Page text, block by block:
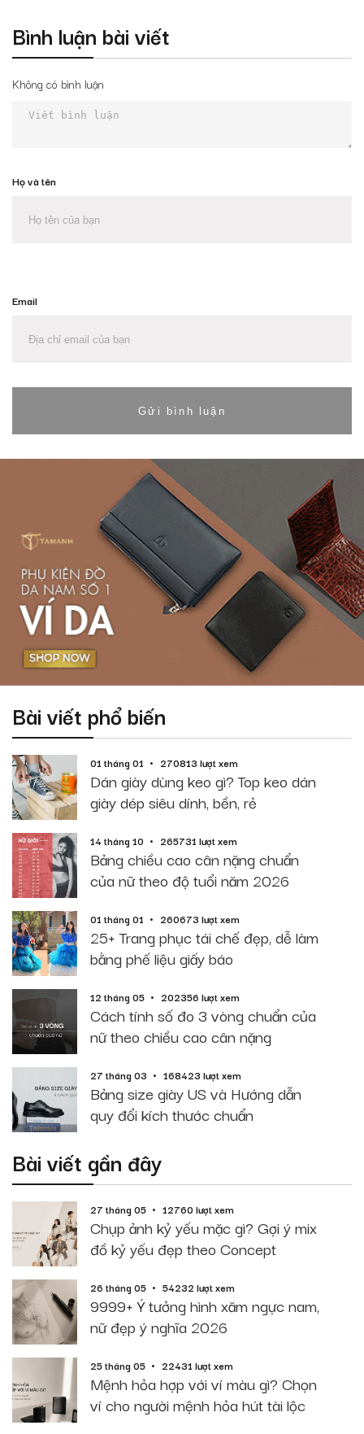
Bình luận bài viết
Không có bình luận
Họ và tên
Email
Bài viết phổ biến
01 tháng 01 270813 lượt xem
Dán giày dùng keo gì? Top keo dán
giày dép siêu dính, bền, rẻ
14 tháng 10 265731 lượt xem
Bảng chiều cao cân nặng chuẩn
của nữ theo độ tuổi năm 2026
01 tháng 01 260673 lượt xem
25+ Trang phục tái chế đẹp, dễ làm
bằng phế liệu giấy báo
12 tháng 05 202356 lượt xem
Cách tính số đo 3 vòng chuẩn của
nữ theo chiều cao cân nặng
27 tháng 03 168423 lượt xem
Bảng size giày US và Hướng dẫn
quy đổi kích thước chuẩn
Bài viết gần đây
27 tháng 05 12760 lượt xem
Chụp ảnh kỷ yếu mặc gì? Gợi ý mix
đồ kỷ yếu đẹp theo Concept
26 tháng 05 54232 lượt xem
9999+ Ý tưởng hình xăm ngực nam,
nữ đẹp ý nghĩa 2026
25 tháng 05 22431 lượt xem
Mệnh hỏa hợp với ví màu gì? Chọn
ví cho người mệnh hỏa hút tài lộc